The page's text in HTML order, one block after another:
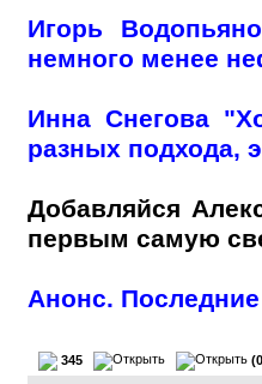
Игорь
немного менее
Инна Снегова
разных подхода,
Добавляйся
первым самую
Анонс.
345